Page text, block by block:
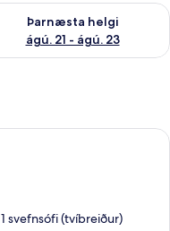
ágú. 16
Þarnæsta helgi
ágú. 21 - ágú. 23
framboð þarnæstu
| Míníbar,
svefnsófi (tvíbreiður)